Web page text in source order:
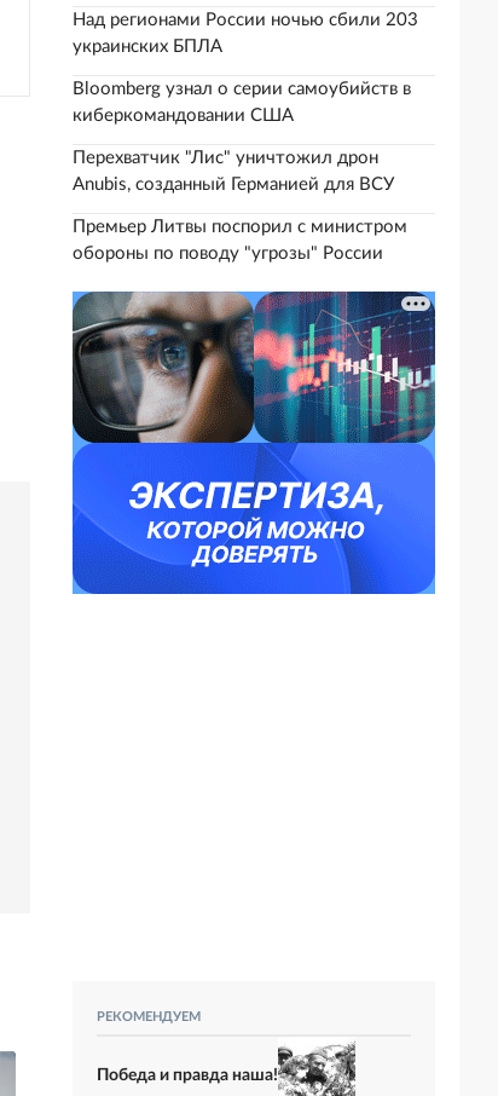
Над регионами России ночью сбили 203
украинских БПЛА
Bloomberg узнал о серии самоубийств в
киберкомандовании США
Перехватчик "Лис" уничтожил дрон
Anubis, созданный Германией для ВСУ
Премьер Литвы поспорил с министром
обороны по поводу "угрозы" России
РЕКОМЕНДУЕМ
Победа и правда наша!